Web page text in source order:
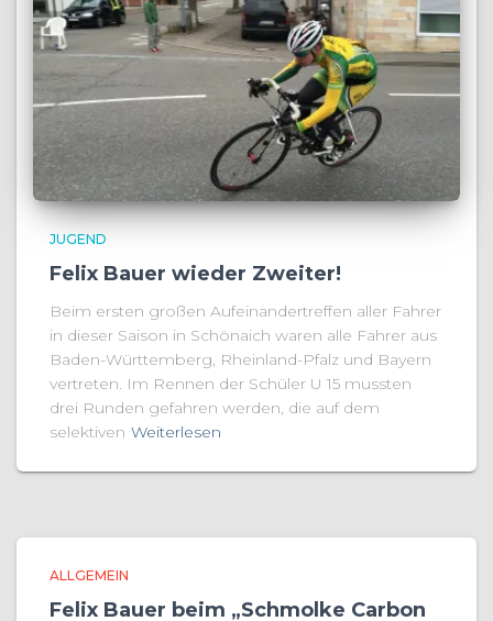
JUGEND
Felix Bauer wieder Zweiter!
Beim ersten großen Aufeinandertreffen aller Fahrer
in dieser Saison in Schönaich waren alle Fahrer aus
Baden-Württemberg, Rheinland-Pfalz und Bayern
vertreten. Im Rennen der Schüler U 15 mussten
drei Runden gefahren werden, die auf dem
selektiven Weiterlesen
ALLGEMEIN
Felix Bauer beim „Schmolke Carbon